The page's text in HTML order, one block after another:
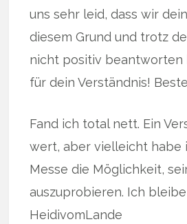
uns sehr leid, dass wir
diesem Grund und trotz
nicht positiv beantworten
für dein Verständnis! Beste
Fand ich total nett. Ein
wert, aber vielleicht habe
Messe die Möglichkeit,
auszuprobieren. Ich
HeidivomLande